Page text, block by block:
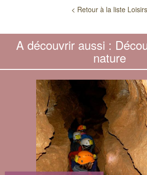
< Retour à la liste Loisirs
A découvrir aussi :
nature